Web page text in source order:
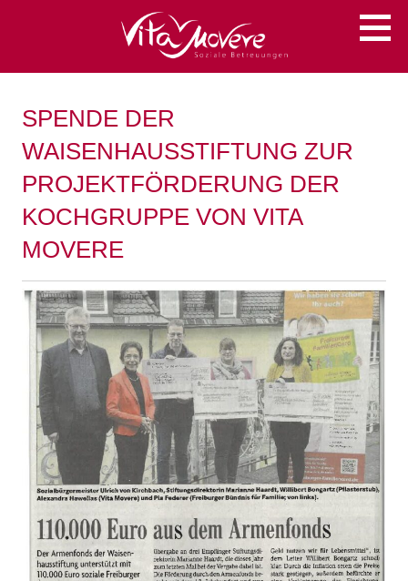
VITA MOVERE
SPENDE DER
WAISENHAUSSTIFTUNG ZUR
PROJEKTFÖRDERUNG DER
KOCHGRUPPE VON VITA
MOVERE